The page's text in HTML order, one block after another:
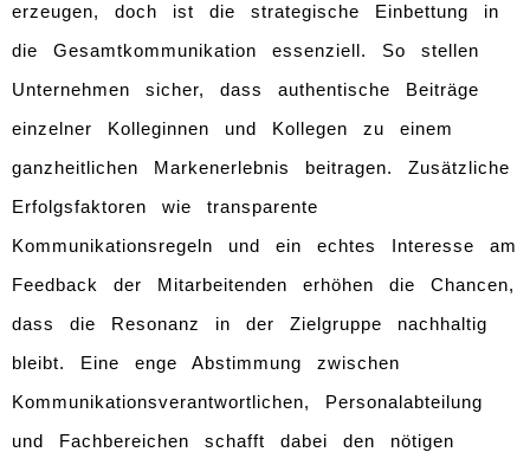
erzeugen, doch ist die strategische Einbettung in
die Gesamtkommunikation essenziell. So stellen
Unternehmen sicher, dass authentische Beiträge
einzelner Kolleginnen und Kollegen zu einem
ganzheitlichen Markenerlebnis beitragen. Zusätzliche
Erfolgsfaktoren wie transparente
Kommunikationsregeln und ein echtes Interesse am
Feedback der Mitarbeitenden erhöhen die Chancen,
dass die Resonanz in der Zielgruppe nachhaltig
bleibt. Eine enge Abstimmung zwischen
Kommunikationsverantwortlichen, Personalabteilung
und Fachbereichen schafft dabei den nötigen